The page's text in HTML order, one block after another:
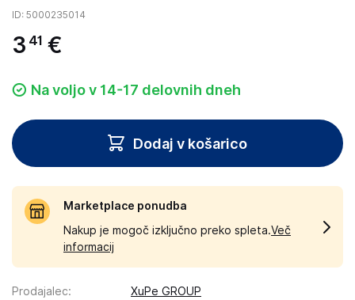
ID: 5000235014
3 41 €
Na voljo v 14-17 delovnih dneh
Dodaj v košarico
Marketplace ponudba
Nakup je mogoč izključno preko spleta.Več
informacij
Prodajalec:
XuPe GROUP